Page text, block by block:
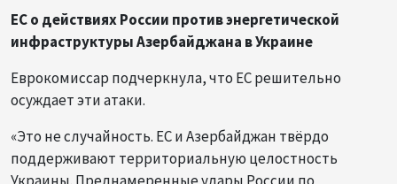
ЕС о действиях России против энергетической
инфраструктуры Азербайджана в Украине
Еврокомиссар подчеркнула, что ЕС решительно
осуждает эти атаки.
«Это не случайность. ЕС и Азербайджан твёрдо
поддерживают территориальную целостность